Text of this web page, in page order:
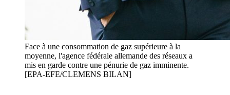
Face à une consommation de gaz supérieure à la
moyenne, l'agence fédérale allemande des réseaux a
mis en garde contre une pénurie de gaz imminente.
[EPA-EFE/CLEMENS BILAN]